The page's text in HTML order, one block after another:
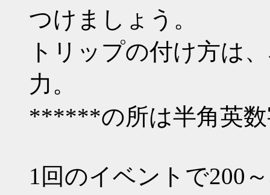
つけましょう。
トリップの付け方は
力。
******の所は半角英数
1回のイベントで200